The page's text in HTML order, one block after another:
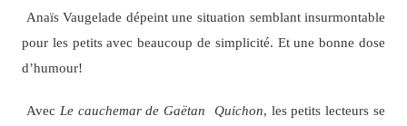
Anaïs Vaugelade dépeint une situation semblant insurmontable
pour les petits avec beaucoup de simplicité. Et une bonne dose
d’humour!
Avec Le cauchemar de Gaëtan Quichon, les petits lecteurs se